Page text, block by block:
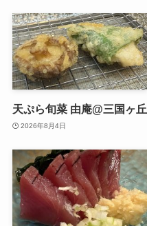
天ぷら旬菜 由庵@三国ヶ丘
2026年8月4日